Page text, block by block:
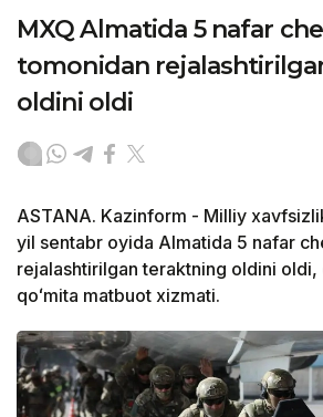
MXQ Almatida 5 nafar
tomonidan
oldini oldi
ASTANA. Kazinform - Milliy
yil sentabr oyida Almatida 5 nafar
rejalashtirilgan teraktning oldini
qoʻmita matbuot xizmati.